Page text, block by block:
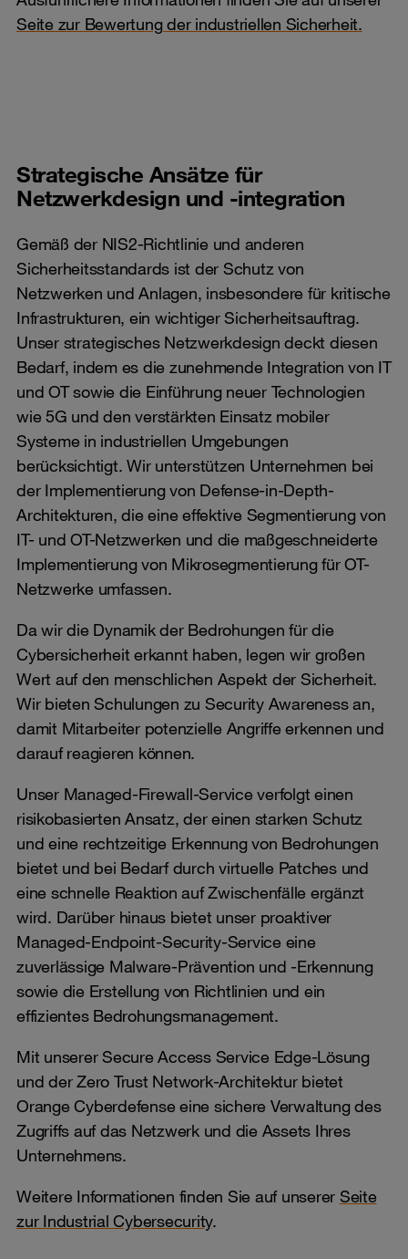
Seite zur Bewertung der industriellen Sicherheit.
Strategische Ansätze für
Netzwerkdesign und -integration
Gemäß der NIS2-Richtlinie und anderen
Sicherheitsstandards ist der Schutz von
Netzwerken und Anlagen, insbesondere für kritische
Infrastrukturen, ein wichtiger Sicherheitsauftrag.
Unser strategisches Netzwerkdesign deckt diesen
Bedarf, indem es die zunehmende Integration von IT
und OT sowie die Einführung neuer Technologien
wie 5G und den verstärkten Einsatz mobiler
Systeme in industriellen Umgebungen
berücksichtigt. Wir unterstützen Unternehmen bei
der Implementierung von Defense-in-Depth-
Architekturen, die eine effektive Segmentierung von
IT- und OT-Netzwerken und die maßgeschneiderte
Implementierung von Mikrosegmentierung für OT-
Netzwerke umfassen.
Da wir die Dynamik der Bedrohungen für die
Cybersicherheit erkannt haben, legen wir großen
Wert auf den menschlichen Aspekt der Sicherheit.
Wir bieten Schulungen zu Security Awareness an,
damit Mitarbeiter potenzielle Angriffe erkennen und
darauf reagieren können.
Unser Managed-Firewall-Service verfolgt einen
risikobasierten Ansatz, der einen starken Schutz
und eine rechtzeitige Erkennung von Bedrohungen
bietet und bei Bedarf durch virtuelle Patches und
eine schnelle Reaktion auf Zwischenfälle ergänzt
wird. Darüber hinaus bietet unser proaktiver
Managed-Endpoint-Security-Service eine
zuverlässige Malware-Prävention und -Erkennung
sowie die Erstellung von Richtlinien und ein
effizientes Bedrohungsmanagement.
Mit unserer Secure Access Service Edge-Lösung
und der Zero Trust Network-Architektur bietet
Orange Cyberdefense eine sichere Verwaltung des
Zugriffs auf das Netzwerk und die Assets Ihres
Unternehmens.
Weitere Informationen finden Sie auf unserer Seite
zur Industrial Cybersecurity.